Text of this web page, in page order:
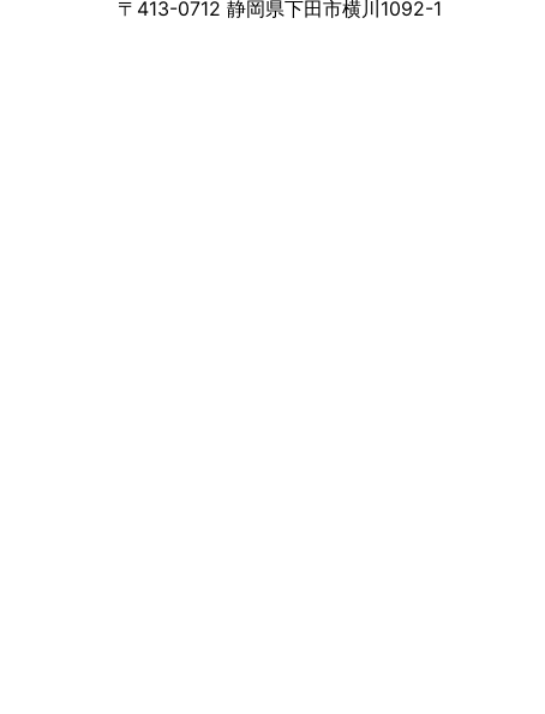
〒413-0712 静岡県下田市横川1092-1